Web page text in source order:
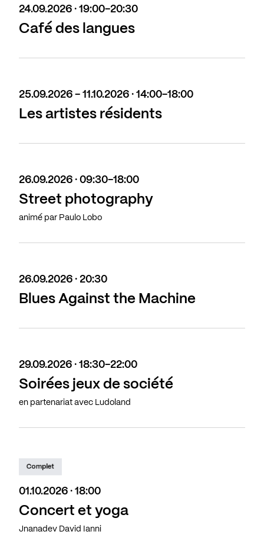
24.09.2026 · 19:00-20:30
Café des langues
25.09.2026 - 11.10.2026 · 14:00-18:00
Les artistes résidents
26.09.2026 · 09:30-18:00
Street photography
animé par Paulo Lobo
26.09.2026 · 20:30
Blues Against the Machine
29.09.2026 · 18:30-22:00
Soirées jeux de société
en partenariat avec Ludoland
Complet
01.10.2026 · 18:00
Concert et yoga
Jnanadev David Ianni